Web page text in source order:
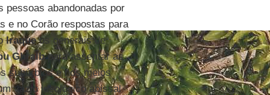
pessoas abandonadas por
e no Corão respostas para
Iraqueos generais de
Ghraibpara assentar as
subúrbios e nos meios
vazio ideológico abissal